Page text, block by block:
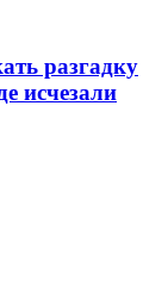
разгадку
исчезали